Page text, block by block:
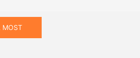
MOST